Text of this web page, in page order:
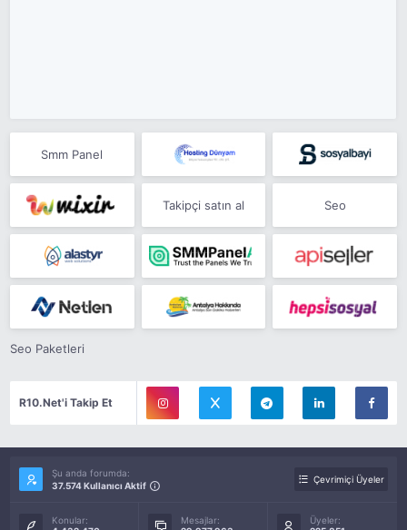
Smm Panel
Takipçi satın al Seo
Seo Paketleri
R10.Net'i Takip Et
Şu anda forumda:
37.574 Kullanıcı Aktif
Çevrimiçi Üyeler
Konular:
Mesajlar:
Üyeler: